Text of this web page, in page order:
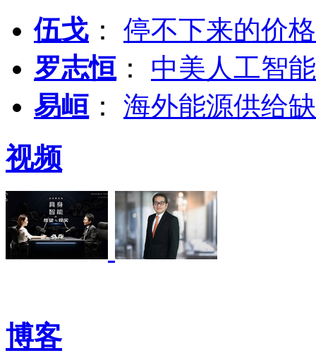
伍戈 ： 停不下来的价
罗志恒 ： 中美人工智
易峘 ： 海外能源供给
视频
博客